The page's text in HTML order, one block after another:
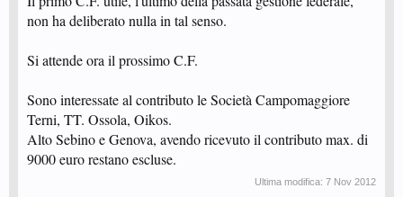
non ha deliberato nulla in tal senso.
Si attende ora il prossimo C.F.
Sono interessate al contributo le Società Campomaggiore
Terni, TT. Ossola, Oikos.
Alto Sebino e Genova, avendo ricevuto il contributo max. di
9000 euro restano escluse.
Ultima modifica: 7 Nov 2012